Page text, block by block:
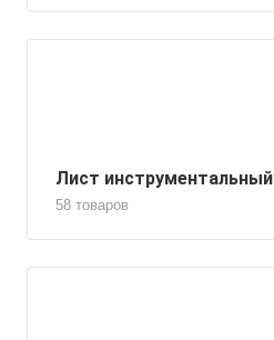
Лист инструментальный
58 товаров